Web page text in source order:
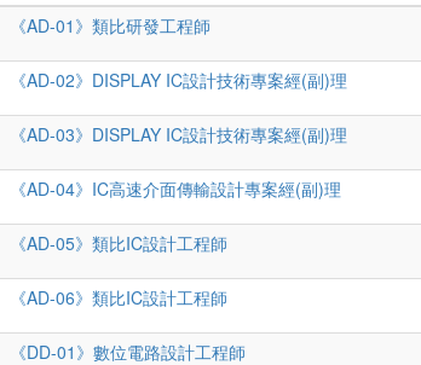
《AD-01》類比研發工程師
《AD-02》DISPLAY IC設計技術專案經(副)理
《AD-03》DISPLAY IC設計技術專案經(副)理
《AD-04》IC高速介面傳輸設計專案經(副)理
《AD-05》類比IC設計工程師
《AD-06》類比IC設計工程師
《DD-01》數位電路設計工程師